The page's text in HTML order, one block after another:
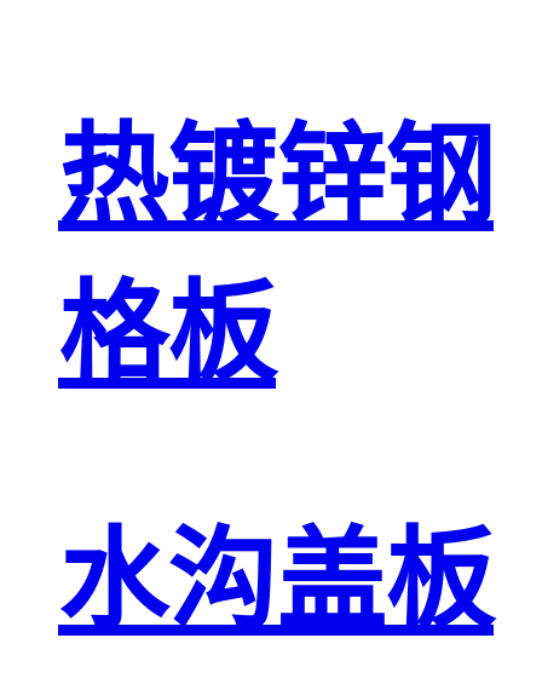
热镀锌钢
格板
水沟盖板